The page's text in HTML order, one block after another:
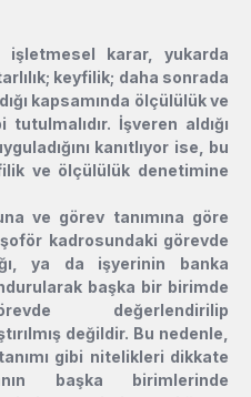
işletmesel karar, yukarda
keyfilik; daha sonrada
kapsamında ölçülülük ve
İşveren aldığı
kanıtlıyor ise, bu
ve ölçülülük denetimine
ve görev tanımına göre
şoför kadrosundaki görevde
ya da işyerinin banka
başka bir birimde
değerlendirilip
değildir. Bu nedenle,
gibi nitelikleri dikkate
başka birimlerinde